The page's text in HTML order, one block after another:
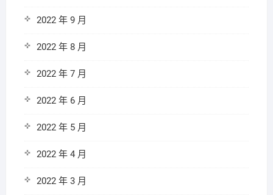
2022 年 9 月
2022 年 8 月
2022 年 7 月
2022 年 6 月
2022 年 5 月
2022 年 4 月
2022 年 3 月